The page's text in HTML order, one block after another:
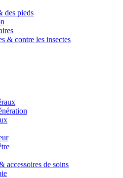
des pieds
& contre les insectes
accessoires de soins